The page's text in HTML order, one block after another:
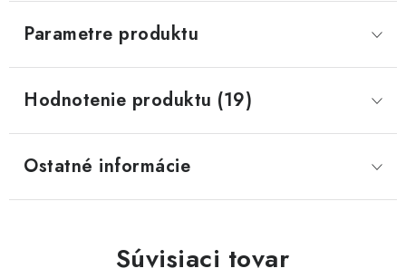
Parametre produktu
Hodnotenie produktu (19)
Ostatné informácie
Súvisiaci tovar